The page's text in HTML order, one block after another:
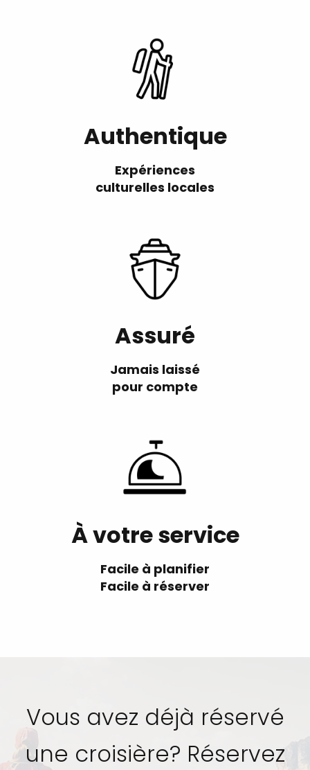
Authentique
Expériences
culturelles locales
Assuré
Jamais laissé
pour compte
À votre service
Facile à planifier
Facile à réserver
Vous avez déjà réservé
une croisière? Réservez